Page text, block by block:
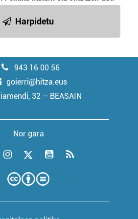
Harpidetu
943 16 00 56
goierri@hitza.eus
32 – BEASAIN
Nor gara